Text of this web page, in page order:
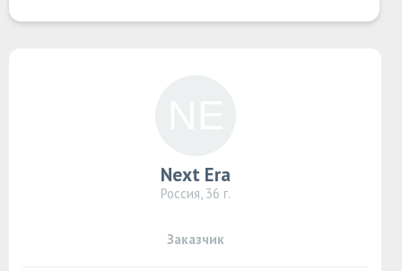
Next Era
Россия, 36 г.
Заказчик